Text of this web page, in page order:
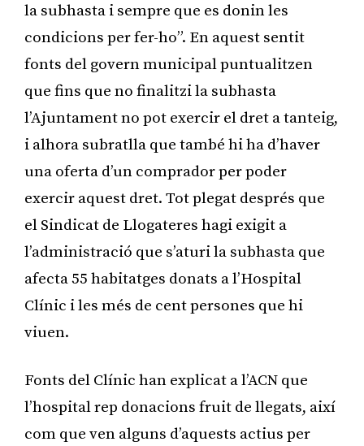
la subhasta i sempre que es donin les
condicions per fer-ho”. En aquest sentit
fonts del govern municipal puntualitzen
que fins que no finalitzi la subhasta
l’Ajuntament no pot exercir el dret a tanteig,
i alhora subratlla que també hi ha d’haver
una oferta d’un comprador per poder
exercir aquest dret. Tot plegat després que
el Sindicat de Llogateres hagi exigit a
l’administració que s’aturi la subhasta que
afecta 55 habitatges donats a l’Hospital
Clínic i les més de cent persones que hi
viuen.
Fonts del Clínic han explicat a l’ACN que
l’hospital rep donacions fruit de llegats, així
com que ven alguns d’aquests actius per